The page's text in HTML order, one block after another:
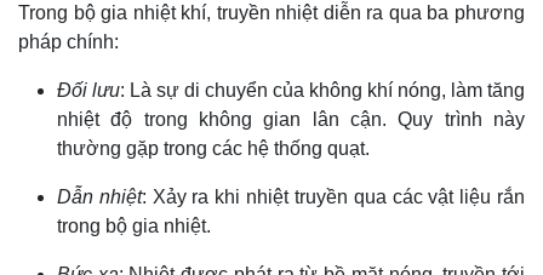
Trong bộ gia nhiệt khí, truyền nhiệt diễn ra qua ba phương
pháp chính:
Đối lưu: Là sự di chuyển của không khí nóng, làm tăng
nhiệt độ trong không gian lân cận. Quy trình này
thường gặp trong các hệ thống quạt.
Dẫn nhiệt: Xảy ra khi nhiệt truyền qua các vật liệu rắn
trong bộ gia nhiệt.